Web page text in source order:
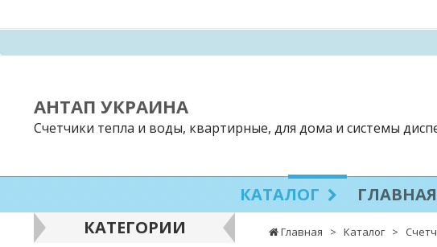
АНТАП УКРАИНА
Счетчики тепла и воды, квартирные, для дома и системы
КАТАЛОГ ГЛАВНАЯ
Главная > Каталог >
КАТЕГОРИИ